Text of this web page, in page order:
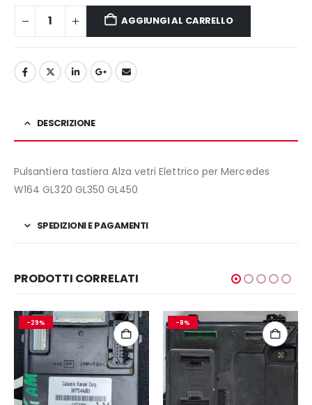
AGGIUNGI AL CARRELLO
DESCRIZIONE
Pulsantiera tastiera Alza vetri Elettrico per Mercedes
W164 GL320 GL350 GL450
SPEDIZIONI E PAGAMENTI
PRODOTTI CORRELATI
-29% -8%